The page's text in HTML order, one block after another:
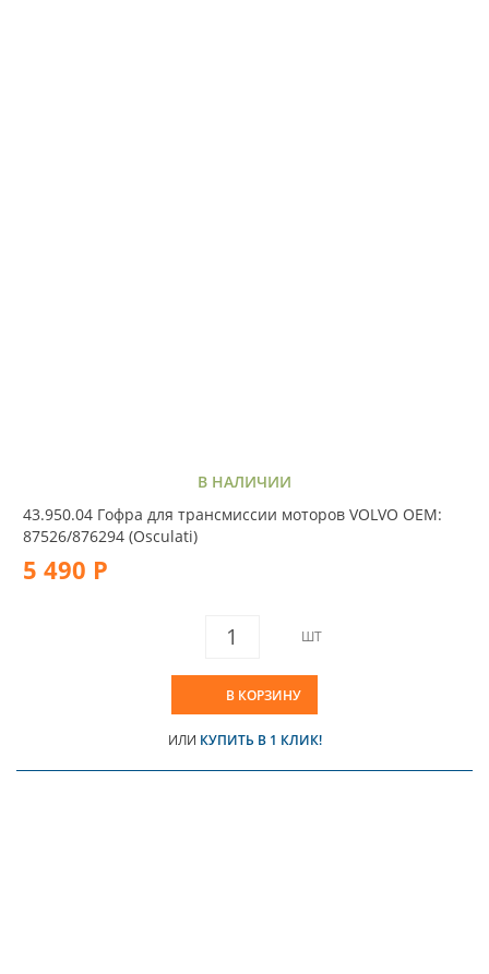
В НАЛИЧИИ
43.950.04 Гофра для трансмиссии моторов VOLVO OEM:
87526/876294 (Osculati)
5 490 Р
ШТ
В КОРЗИНУ
ИЛИ КУПИТЬ В 1 КЛИК!